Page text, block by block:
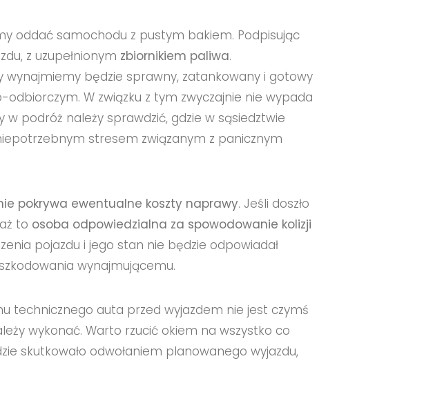
oddać samochodu z pustym bakiem. Podpisując
z uzupełnionym zbiornikiem paliwa.
wynajmiemy będzie sprawny, zatankowany i gotowy
W związku z tym zwyczajnie nie wypada
podróż należy sprawdzić, gdzie w sąsiedztwie
stresem związanym z panicznym
pokrywa ewentualne koszty naprawy. Jeśli doszło
to osoba odpowiedzialna za spowodowanie kolizji
pojazdu i jego stan nie będzie odpowiadał
wynajmującemu.
technicznego auta przed wyjazdem nie jest czymś
wykonać. Warto rzucić okiem na wszystko co
skutkowało odwołaniem planowanego wyjazdu,